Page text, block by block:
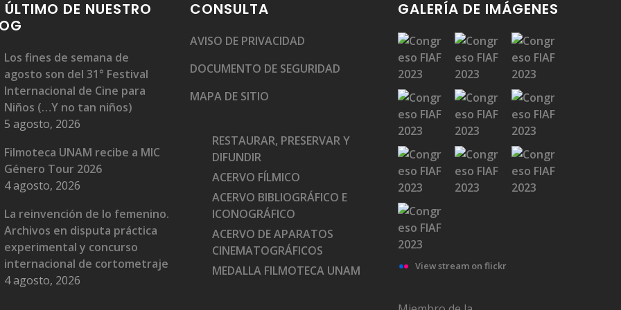
ÚLTIMO DE NUESTRO
Los fines de semana de
agosto son del 31° Festival
Internacional de Cine para
Niños (…Y no tan niños)
5 agosto, 2026
Filmoteca UNAM recibe a MIC
Género Tour 2026
4 agosto, 2026
La reinvención de lo femenino.
Archivos en disputa práctica
experimental y concurso
internacional de cortometraje
4 agosto, 2026
CONSULTA
AVISO DE PRIVACIDAD
DOCUMENTO DE SEGURIDAD
MAPA DE SITIO
RESTAURAR, PRESERVAR Y
DIFUNDIR
ACERVO FÍLMICO
ACERVO BIBLIOGRÁFICO E
ICONOGRÁFICO
ACERVO DE APARATOS
CINEMATOGRÁFICOS
MEDALLA FILMOTECA UNAM
GALERÍA DE IMÁGENES
View stream on flickr